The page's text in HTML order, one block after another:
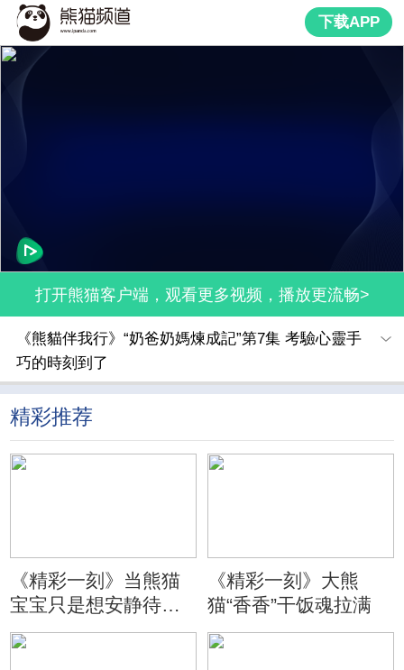
下载APP
打开熊猫客户端，观看更多视频，播放更流畅>
《熊貓伴我行》“奶爸奶媽煉成記”第7集 考驗心靈手
巧的時刻到了
精彩推荐
《精彩一刻》当熊猫
宝宝只是想安静待会
儿
《精彩一刻》大熊
猫“香香”干饭魂拉满